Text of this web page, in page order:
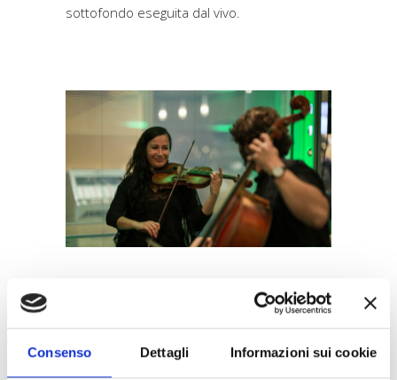
Consenso Dettagli Informazioni sui cookie
sottofondo eseguita dal vivo.
2. Meeting aziendali con e Cocktail
Si tratta di evento certamentepiù